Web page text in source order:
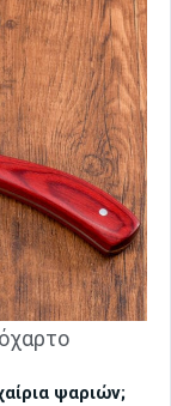
ψαριών;